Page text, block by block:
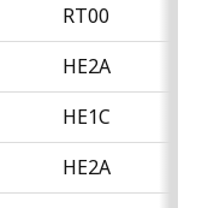
RT00
HE2A
HE1C
HE2A